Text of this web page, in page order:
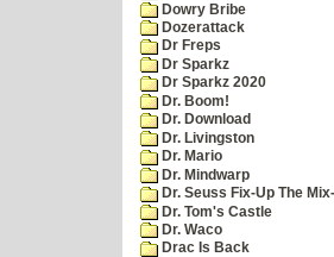
Dowry Bribe
Dozerattack
Dr Freps
Dr Sparkz
Dr Sparkz 2020
Dr. Boom!
Dr. Download
Dr. Livingston
Dr. Mario
Dr. Mindwarp
Dr. Seuss Fix-Up The
Dr. Tom's Castle
Dr. Waco
Drac Is Back